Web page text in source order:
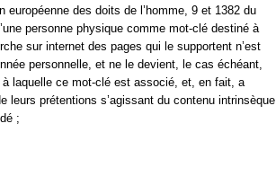
des doits de l’homme, 9 et 1382 du
personne physique comme mot-clé destiné à
sur internet des pages qui le supportent n’est
personnelle, et ne le devient, le cas échéant,
à laquelle ce mot-clé est associé, et, en fait, a
leurs prétentions s’agissant du contenu intrinsèque
;